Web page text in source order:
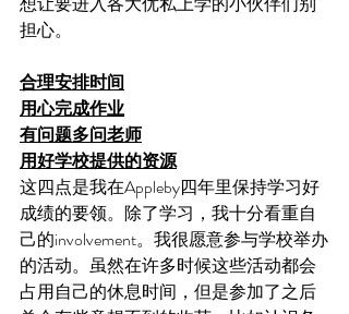
担心。
合理安排时间
用心完成作业
有问题多问老师
用好学校提供的资源
这四点是我在Appleby四年里保持学习好
成绩的要领。除了学习，我十分看重自
己的involvement。我很愿意参与学校举办
的活动。虽然在许多时候这些活动都会
占用自己的休息时间，但是参加了之后